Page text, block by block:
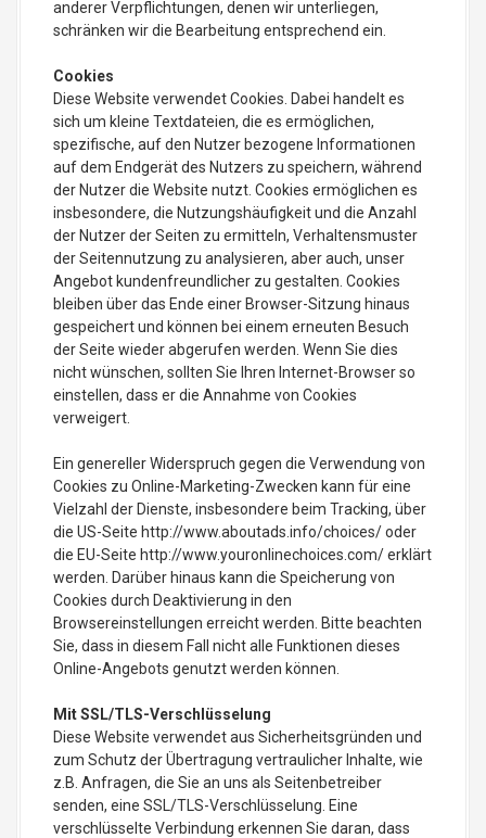
anderer Verpflichtungen, denen wir unterliegen,
schränken wir die Bearbeitung entsprechend ein.
Cookies
Diese Website verwendet Cookies. Dabei handelt es
sich um kleine Textdateien, die es ermöglichen,
spezifische, auf den Nutzer bezogene Informationen
auf dem Endgerät des Nutzers zu speichern, während
der Nutzer die Website nutzt. Cookies ermöglichen es
insbesondere, die Nutzungshäufigkeit und die Anzahl
der Nutzer der Seiten zu ermitteln, Verhaltensmuster
der Seitennutzung zu analysieren, aber auch, unser
Angebot kundenfreundlicher zu gestalten. Cookies
bleiben über das Ende einer Browser-Sitzung hinaus
gespeichert und können bei einem erneuten Besuch
der Seite wieder abgerufen werden. Wenn Sie dies
nicht wünschen, sollten Sie Ihren Internet-Browser so
einstellen, dass er die Annahme von Cookies
verweigert.
Ein genereller Widerspruch gegen die Verwendung von
Cookies zu Online-Marketing-Zwecken kann für eine
Vielzahl der Dienste, insbesondere beim Tracking, über
die US-Seite http://www.aboutads.info/choices/ oder
die EU-Seite http://www.youronlinechoices.com/ erklärt
werden. Darüber hinaus kann die Speicherung von
Cookies durch Deaktivierung in den
Browsereinstellungen erreicht werden. Bitte beachten
Sie, dass in diesem Fall nicht alle Funktionen dieses
Online-Angebots genutzt werden können.
Mit SSL/TLS-Verschlüsselung
Diese Website verwendet aus Sicherheitsgründen und
zum Schutz der Übertragung vertraulicher Inhalte, wie
z.B. Anfragen, die Sie an uns als Seitenbetreiber
senden, eine SSL/TLS-Verschlüsselung. Eine
verschlüsselte Verbindung erkennen Sie daran, dass